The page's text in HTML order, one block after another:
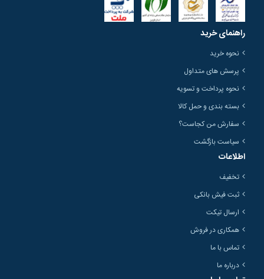
راهنمای خرید
نحوه خرید
پرسش های متداول
نحوه پرداخت و تسویه
بسته بندی و حمل کالا
سفارش من کجاست؟
سیاست بازگشت
اطلاعات
تخفیف
ثبت فیش بانکی
ارسال تیکت
همکاری در فروش
تماس با ما
درباره ما